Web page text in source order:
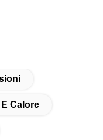
Calore